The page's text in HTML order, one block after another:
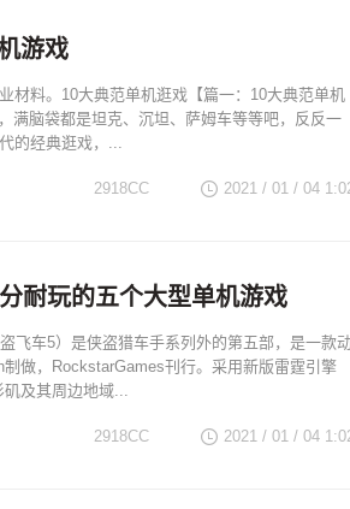
游戏
材料。10大典范单机逛戏【篇一：10大典范单机
满脑袋都是坦克、沉坦、萨姆车等等吧，反反一
的经典逛戏，...
2021 / 01 / 04
2918CC
耐玩的五个大型单机游戏
飞车5）是侠盗猎车手系列外的第五部，是一款
做，RockstarGames刊行。采用新版雷霆引擎
矶及其周边地域...
2021 / 01 / 04
2918CC